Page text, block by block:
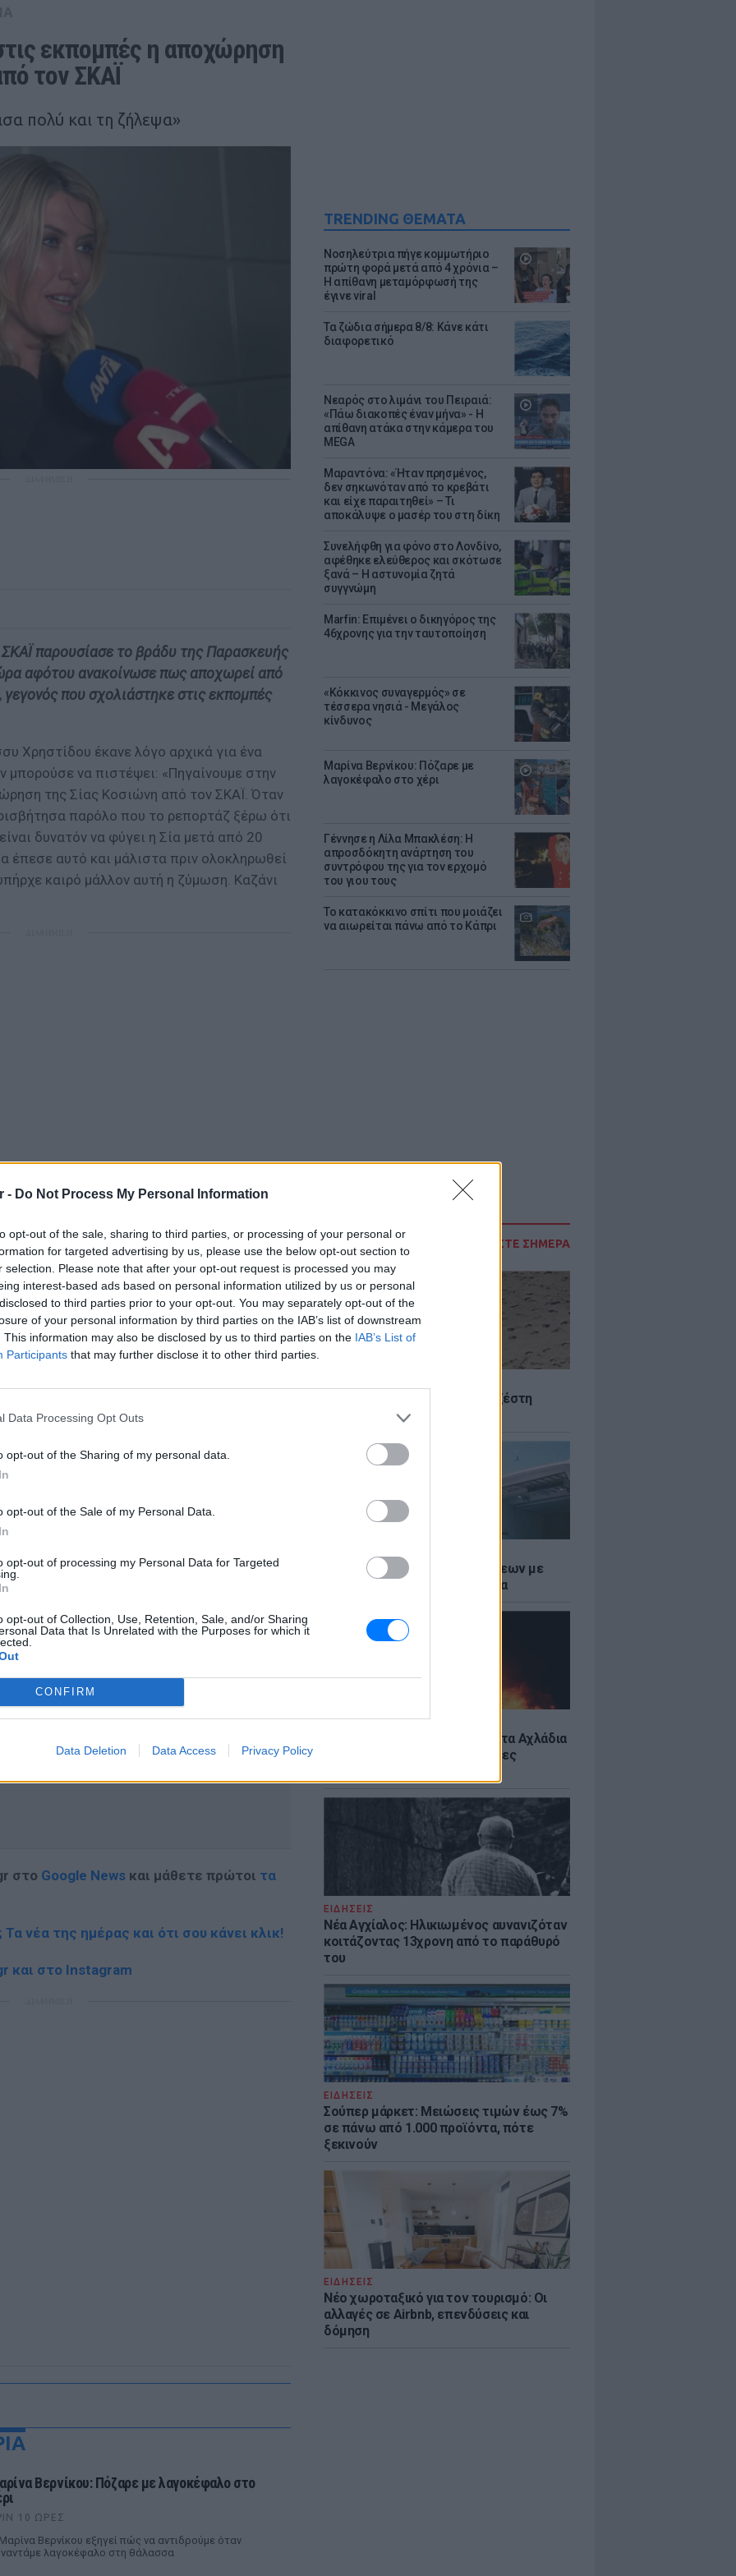
- Do Not Process My Personal Information
opt-out of the sale, sharing to third parties, or processing of your personal or
for targeted advertising by us, please use the below opt-out section to
selection. Please note that after your opt-out request is processed you may
interest-based ads based on personal information utilized by us or personal
to third parties prior to your opt-out. You may separately opt-out of the
of your personal information by third parties on the IAB’s list of downstream
This information may also be disclosed by us to third parties on the IAB’s List of
Participants that may further disclose it to other third parties.
Data Processing Opt Outs
opt-out of the Sharing of my personal data.
opt-out of the Sale of my Personal Data.
opt-out of processing my Personal Data for Targeted
opt-out of Collection, Use, Retention, Sale, and/or Sharing
Data that Is Unrelated with the Purposes for which it
CONFIRM
Data Deletion Data Access Privacy Policy
TRENDING ΘΕΜΑΤΑ
Νοσηλεύτρια πήγε κομμωτήριο
πρώτη φορά μετά από 4 χρόνια –
Η απίθανη μεταμόρφωσή της
έγινε viral
Τα ζώδια σήμερα 8/8: Κάνε κάτι
διαφορετικό
Νεαρός στο λιμάνι του Πειραιά:
«Πάω διακοπές έναν μήνα» - Η
απίθανη ατάκα στην κάμερα του
MEGA
Μαραντόνα: «Ήταν πρησμένος,
δεν σηκωνόταν από το κρεβάτι
και είχε παραιτηθεί» – Τι
αποκάλυψε ο μασέρ του στη δίκη
Συνελήφθη για φόνο στο Λονδίνο,
αφέθηκε ελεύθερος και σκότωσε
ξανά – Η αστυνομία ζητά
συγγνώμη
Marfin: Επιμένει ο δικηγόρος της
46χρονης για την ταυτοποίηση
«Κόκκινος συναγερμός» σε
τέσσερα νησιά - Μεγάλος
κίνδυνος
Μαρίνα Βερνίκου: Πόζαρε με
λαγοκέφαλο στο χέρι
Γέννησε η Λίλα Μπακλέση: Η
απροσδόκητη ανάρτηση του
συντρόφου της για τον ερχομό
του γιου τους
Το κατακόκκινο σπίτι που μοιάζει
να αιωρείται πάνω από το Κάπρι
ΔΙΑΒΑΣΤΕ ΣΗΜΕΡΑ
Καιρός: Πού θα «χτυπήσει» η ζέστη
Αύγουστος: Ρεκόρ Αναχωρήσεων με
56.000 Ταξιδιώτες στα Λιμάνια
ΕΙΔΗΣΕΙΣ
Σητεία: Υπό έλεγχο η φωτιά στα Αχλάδια
– Σε επιφυλακή η Κρήτη για νέες
ΕΙΔΗΣΕΙΣ
Νέα Αγχίαλος: Ηλικιωμένος αυνανιζόταν
κοιτάζοντας 13χρονη από το παράθυρό
του
ΕΙΔΗΣΕΙΣ
Σούπερ μάρκετ: Μειώσεις τιμών έως 7%
σε πάνω από 1.000 προϊόντα, πότε
ξεκινούν
ΕΙΔΗΣΕΙΣ
Νέο χωροταξικό για τον τουρισμό: Οι
αλλαγές σε Airbnb, επενδύσεις και
δόμηση
εκπομπές η αποχώρηση
τον ΣΚΑΪ
πολύ και τη ζήλεψα»
ΣΚΑΪ παρουσίασε το βράδυ της Παρασκευής
αφότου ανακοίνωσε πως αποχωρεί από
που σχολιάστηκε στις εκπομπές
Χρηστίδου έκανε λόγο αρχικά για ένα
μπορούσε να πιστέψει: «Πηγαίνουμε στην
της Σίας Κοσιώνη από τον ΣΚΑΪ. Όταν
παρόλο που το ρεπορτάζ ξέρω ότι
δυνατόν να φύγει η Σία μετά από 20
έπεσε αυτό και μάλιστα πριν ολοκληρωθεί
καιρό μάλλον αυτή η ζύμωση. Καζάνι
αποχαιρετισμό της Σίας Κοσιώνη, η
πως ήταν εξαιρετική: «Εντάξει και
Βρήκα εξαιρετικό τον τρόπο που το
σε ένα πλαίσιο που είναι πολύ αυστηρό,
βγεις από αυτό. Κι όμως το έκανε,
της, το έκανε. Παρόλα αυτά είδαμε τη
τη συγκίνηση στη φωνή της, το
από 20 χρόνια παιδιά. Οι άνθρωποι να
εκεί και περίμεναν να ολοκληρώσει
φεύγωντας από το κανάλι. Αυτό
στο Google News και μάθετε πρώτοι τα
νέα της ημέρας και ότι σου κάνει κλικ!
και στο Instagram
Βερνίκου: Πόζαρε με λαγοκέφαλο στο
10 ΏΡΕΣ
Βερνίκου εξηγεί πώς να αντιδρούμε όταν
λαγοκέφαλο στη θάλασσα